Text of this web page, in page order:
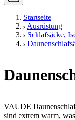
Startseite
Ausrüstung
Schlafsäcke,
VAUDE
sind extrem warm,